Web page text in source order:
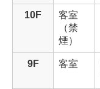
会社概要
10F
客室
（禁
煙）
9F 客室